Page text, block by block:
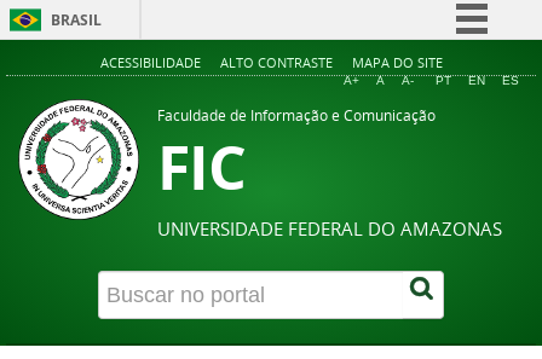
BRASIL
Simplifique!
ACESSIBILIDADE ALTO CONTRASTE MAPA DO SITE
A+ A A- PT EN ES
Faculdade de Informação e Comunicação
FIC
UNIVERSIDADE FEDERAL DO AMAZONAS